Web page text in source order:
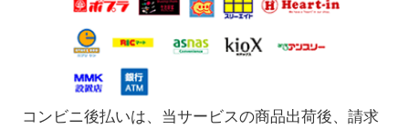
コンビニ後払いは、当サービスの商品出荷後、請求